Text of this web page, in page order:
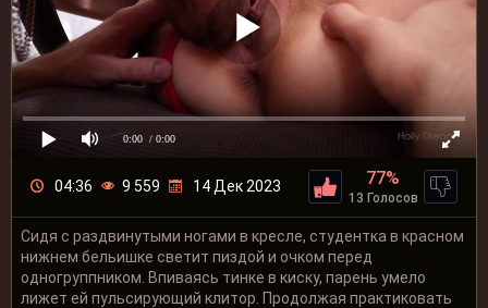
0:00 / 0:00
04:36 9 559 14 Дек 2023 77%
13 Голосов
Сидя с раздвинутыми ногами в кресле, студентка в красном
нижнем бельишке светит пиздой и очком перед
одногруппником. Впиваясь тинке в киску, парень умело
лижет ей пульсирующий клитор. Продолжая практиковать